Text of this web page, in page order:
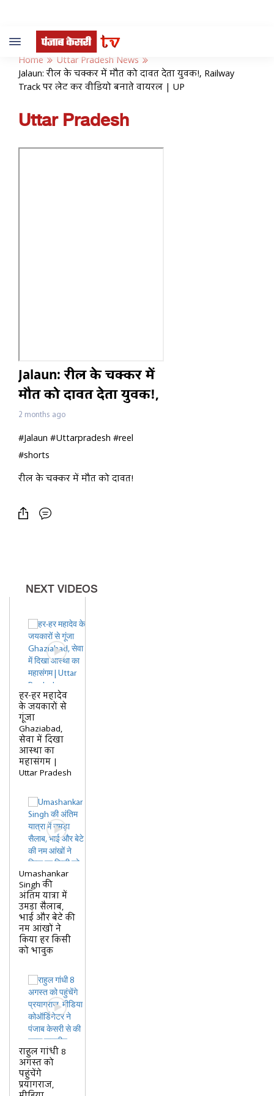
Toggle
navigation
Home
Uttar Pradesh News
Jalaun: रील के चक्कर में मौत को दावत देता युवक!, Railway
Track पर लेट कर वीडियो बनाते वायरल | UP
Uttar Pradesh
Jalaun: रील के चक्कर में
मौत को दावत देता युवक!,
Railway Track पर लेट
कर वीडियो बनाते वायरल
| UP
2 months ago
#Jalaun #Uttarpradesh #reel
#shorts
रील के चक्कर में मौत को दावत!
NEXT VIDEOS
हर-हर महादेव
के जयकारों से
गूंजा
Ghaziabad,
सेवा में दिखा
आस्था का
महासंगम |
Uttar Pradesh
Umashankar
Singh की
अंतिम यात्रा में
उमड़ा सैलाब,
भाई और बेटे की
नम आंखों ने
किया हर किसी
को भावुक
राहुल गांधी 8
अगस्त को
पहुंचेंगे
प्रयागराज,